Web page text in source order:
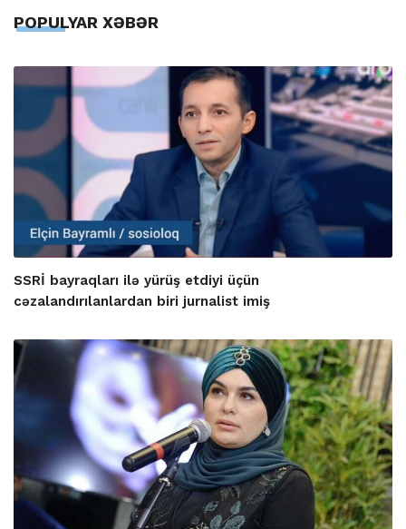
POPULYAR XƏBƏR
SSRİ bayraqları ilə yürüş etdiyi üçün
cəzalandırılanlardan biri jurnalist imiş